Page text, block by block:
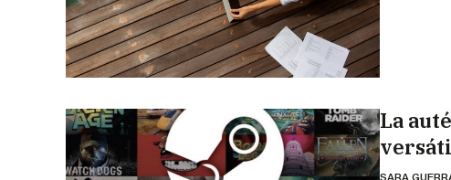
La
SARA